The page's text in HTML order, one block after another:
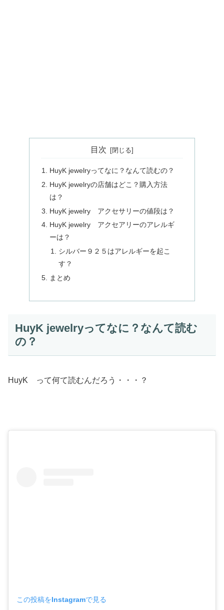
目次
HuyK jewelryってなに？なんて読むの？
HuyK jewelryの店舗はどこ？購入方法
は？
HuyK jewelry アクセサリーの値段は？
HuyK jewelry アクセアリーのアレルギ
ーは？
シルバー９２５はアレルギーを起こ
す？
まとめ
HuyK jewelryってなに？なんて読む
の？
HuyK って何て読むんだろう・・・？
この投稿をInstagramで見る